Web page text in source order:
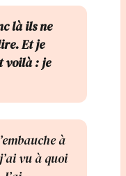
là ils ne
Et je
voilà : je
à
vu à quoi